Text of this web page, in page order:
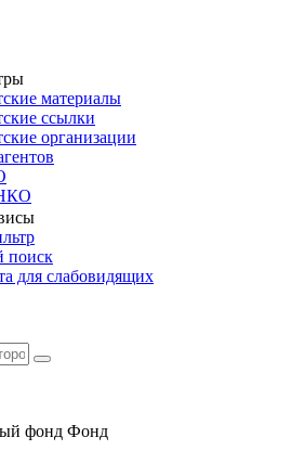
материалы
ссылки
организации
поиск
для слабовидящих
фонд Фонд